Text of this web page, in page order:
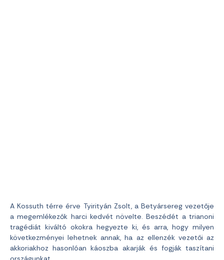
A Kossuth térre érve Tyirityán Zsolt, a Betyársereg vezetője
a megemlékezők harci kedvét növelte. Beszédét a trianoni
tragédiát kiváltó okokra hegyezte ki, és arra, hogy milyen
következményei lehetnek annak, ha az ellenzék vezetői az
akkoriakhoz hasonlóan káoszba akarják és fogják taszítani